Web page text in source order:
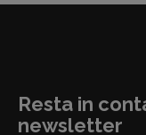
Resta in
newsletter